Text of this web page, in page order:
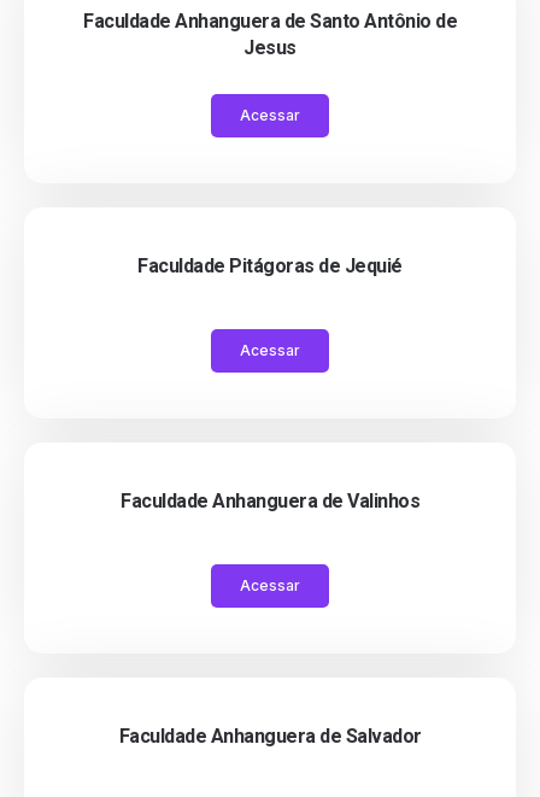
Faculdade Anhanguera de Santo Antônio de
Jesus
Acessar
Faculdade Pitágoras de Jequié
Acessar
Faculdade Anhanguera de Valinhos
Acessar
Faculdade Anhanguera de Salvador